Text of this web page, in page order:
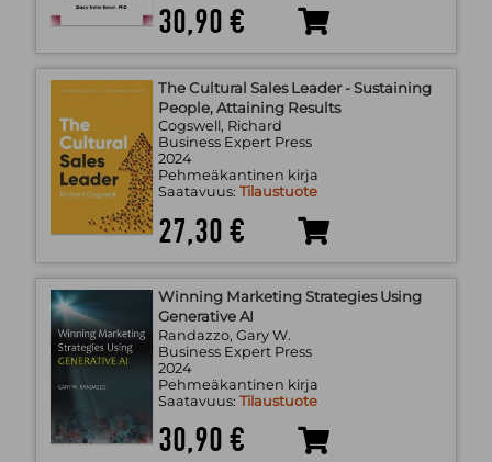
30,90 €
The Cultural Sales Leader - Sustaining
People, Attaining Results
Cogswell, Richard
Business Expert Press
2024
Pehmeäkantinen kirja
Saatavuus: Tilaustuote
27,30 €
Winning Marketing Strategies Using
Generative AI
Randazzo, Gary W.
Business Expert Press
2024
Pehmeäkantinen kirja
Saatavuus: Tilaustuote
30,90 €